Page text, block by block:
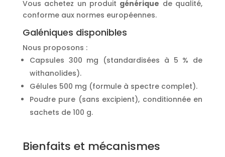
Vous achetez un produit générique de qualité,
conforme aux normes européennes.
Galéniques disponibles
Nous proposons :
Capsules 300 mg (standardisées à 5 % de
withanolides).
Gélules 500 mg (formule à spectre complet).
Poudre pure (sans excipient), conditionnée en
sachets de 100 g.
Bienfaits et mécanismes